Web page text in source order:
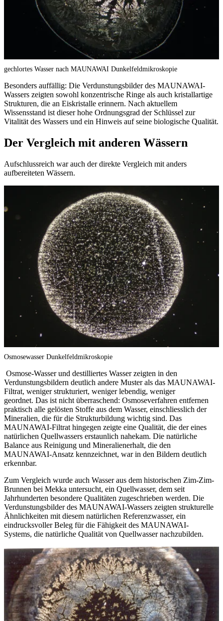
gechlortes Wasser nach MAUNAWAI Dunkelfeldmikroskopie
Besonders auffällig: Die Verdunstungsbilder des MAUNAWAI-
Wassers zeigten sowohl konzentrische Ringe als auch kristallartige
Strukturen, die an Eiskristalle erinnern. Nach aktuellem
Wissensstand ist dieser hohe Ordnungsgrad der Schlüssel zur
Vitalität des Wassers und ein Hinweis auf seine biologische Qualität.
Der Vergleich mit anderen Wässern
Aufschlussreich war auch der direkte Vergleich mit anders
aufbereiteten Wässern.
Osmosewasser Dunkelfeldmikroskopie
Osmose-Wasser und destilliertes Wasser zeigten in den
Verdunstungsbildern deutlich andere Muster als das MAUNAWAI-
Filtrat, weniger strukturiert, weniger lebendig, weniger
geordnet. Das ist nicht überraschend: Osmoseverfahren entfernen
praktisch alle gelösten Stoffe aus dem Wasser, einschliesslich der
Mineralien, die für die Strukturbildung wichtig sind. Das
MAUNAWAI-Filtrat hingegen zeigte eine Qualität, die der eines
natürlichen Quellwassers erstaunlich nahekam. Die natürliche
Balance aus Reinigung und Mineralienerhalt, die den
MAUNAWAI-Ansatz kennzeichnet, war in den Bildern deutlich
erkennbar.
Zum Vergleich wurde auch Wasser aus dem historischen Zim-Zim-
Brunnen bei Mekka untersucht, ein Quellwasser, dem seit
Jahrhunderten besondere Qualitäten zugeschrieben werden. Die
Verdunstungsbilder des MAUNAWAI-Wassers zeigten strukturelle
Ähnlichkeiten mit diesem natürlichen Referenzwasser, ein
eindrucksvoller Beleg für die Fähigkeit des MAUNAWAI-
Systems, die natürliche Qualität von Quellwasser nachzubilden.